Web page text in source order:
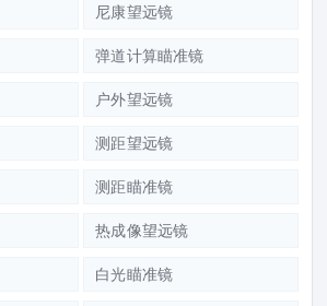
尼康望远镜
弹道计算瞄准镜
户外望远镜
测距望远镜
测距瞄准镜
热成像望远镜
白光瞄准镜